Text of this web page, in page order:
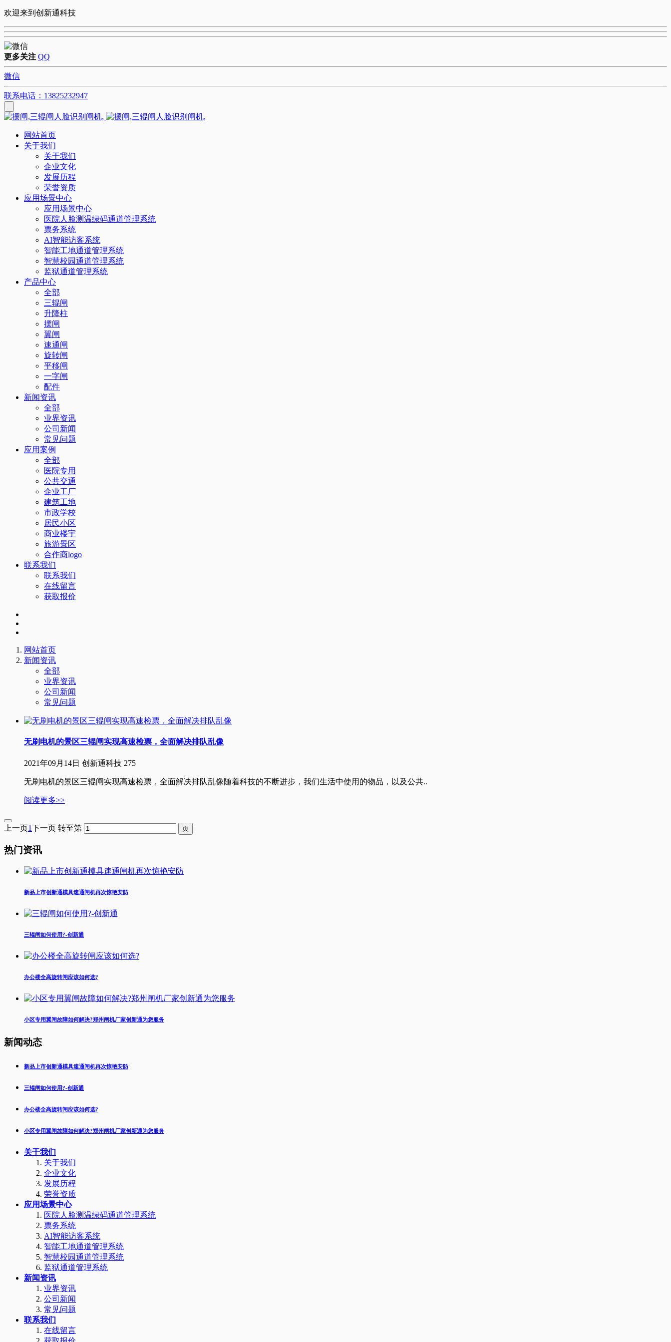
欢迎来到创新通科技
更多关注 QQ
微信
联系电话：13825232947
网站首页
关于我们
关于我们
企业文化
发展历程
荣誉资质
应用场景中心
应用场景中心
医院人脸测温绿码通道管理系统
票务系统
AI智能访客系统
智能工地通道管理系统
智慧校园通道管理系统
监狱通道管理系统
产品中心
全部
三辊闸
升降柱
摆闸
翼闸
速通闸
旋转闸
平移闸
一字闸
配件
新闻资讯
全部
业界资讯
公司新闻
常见问题
应用案例
全部
医院专用
公共交通
企业工厂
建筑工地
市政学校
居民小区
商业楼宇
旅游景区
合作商logo
联系我们
联系我们
在线留言
获取报价
网站首页
新闻资讯
全部
业界资讯
公司新闻
常见问题
无刷电机的景区三辊闸实现高速检票，全面解决排队乱像
2021年09月14日 创新通科技 275
无刷电机的景区三辊闸实现高速检票，全面解决排队乱像随着科技的不断进步，我们生活中使用的物品，以及公共..
阅读更多>>
上一页1下一页 转至第
热门资讯
新品上市创新通模具速通闸机再次惊艳安防
三辊闸如何使用?-创新通
办公楼全高旋转闸应该如何选?
小区专用翼闸故障如何解决?郑州闸机厂家创新通为您服务
新闻动态
新品上市创新通模具速通闸机再次惊艳安防
三辊闸如何使用?-创新通
办公楼全高旋转闸应该如何选?
小区专用翼闸故障如何解决?郑州闸机厂家创新通为您服务
关于我们
关于我们
企业文化
发展历程
荣誉资质
应用场景中心
医院人脸测温绿码通道管理系统
票务系统
AI智能访客系统
智能工地通道管理系统
智慧校园通道管理系统
监狱通道管理系统
新闻资讯
业界资讯
公司新闻
常见问题
联系我们
在线留言